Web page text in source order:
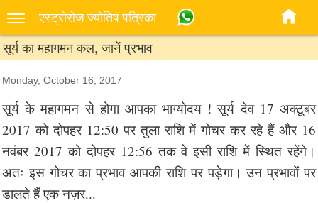
एस्‍ट्रोसेज ज्‍योतिष पत्रिका
सूर्य का महागमन कल, जानें प्रभाव
Monday, October 16, 2017
सूर्य के महागमन से होगा आपका भाग्योदय ! सूर्य देव 17 अक्टूबर
2017 को दोपहर 12:50 पर तुला राशि में गोचर कर रहे हैं और 16
नवंबर 2017 को दोपहर 12:56 तक वे इसी राशि में स्थित रहेंगे।
अतः इस गोचर का प्रभाव आपकी राशि पर पड़ेगा। उन प्रभावों पर
डालते हैं एक नज़र...